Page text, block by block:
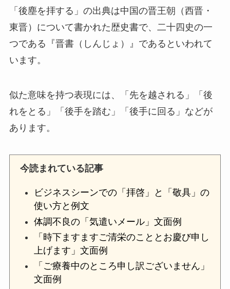
「後塵を拝する」の出典は中国の晋王朝（西晋・
東晋）について書かれた歴史書で、二十四史の一
つである『晋書（しんじょ）』であるといわれて
います。
似た意味を持つ表現には、「先を越される」「後
れをとる」「後手を踏む」「後手に回る」などが
あります。
今読まれている記事
ビジネスシーンでの「拝啓」と「敬具」の
使い方と例文
体調不良の「気遣いメール」文面例
「時下ますますご清栄のこととお慶び申し
上げます」文面例
「ご療養中のところ申し訳ございません」
文面例